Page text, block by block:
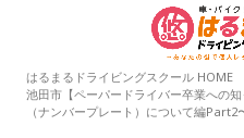
はるまるドライビングスクール HOME
池田市【ペーパードライバー卒業への
（ナンバープレート）について編Part2